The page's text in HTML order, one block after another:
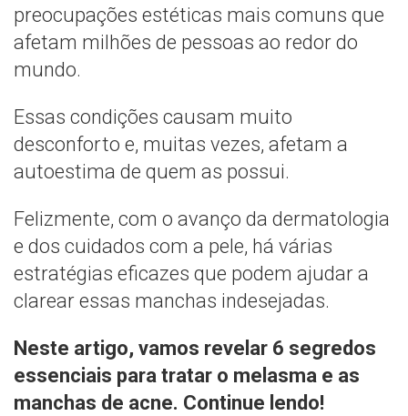
preocupações estéticas mais comuns que
afetam milhões de pessoas ao redor do
mundo.
Essas condições causam muito
desconforto e, muitas vezes, afetam a
autoestima de quem as possui.
Felizmente, com o avanço da dermatologia
e dos cuidados com a pele, há várias
estratégias eficazes que podem ajudar a
clarear essas manchas indesejadas.
Neste artigo, vamos revelar 6 segredos
essenciais para tratar o melasma e as
manchas de acne. Continue lendo!